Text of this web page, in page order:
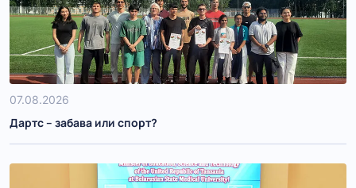
07.08.2026
Дартс – забава или спорт?